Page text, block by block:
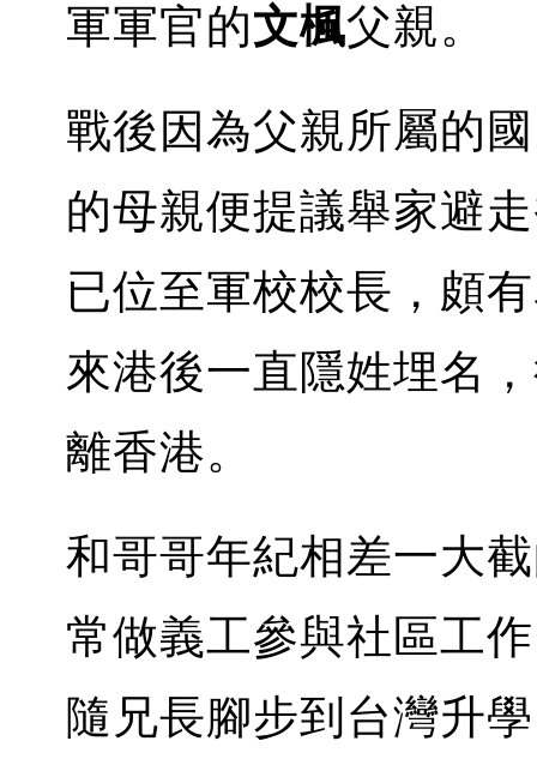
軍軍官的文楓父親。
戰後因為父親所屬的
的母親便提議舉家避
已位至軍校校長，頗
來港後一直隱姓埋名
離香港。
和哥哥年紀相差一大
常做義工參與社區工
隨兄長腳步到台灣升